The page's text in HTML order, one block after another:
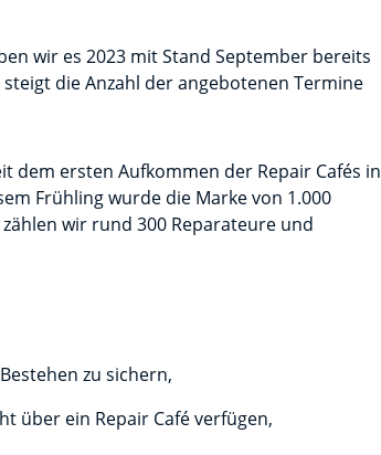
wir es 2023 mit Stand September bereits
die Anzahl der angebotenen Termine
dem ersten Aufkommen der Repair Cafés in
Frühling wurde die Marke von 1.000
wir rund 300 Reparateure und
zu sichern,
über ein Repair Café verfügen,